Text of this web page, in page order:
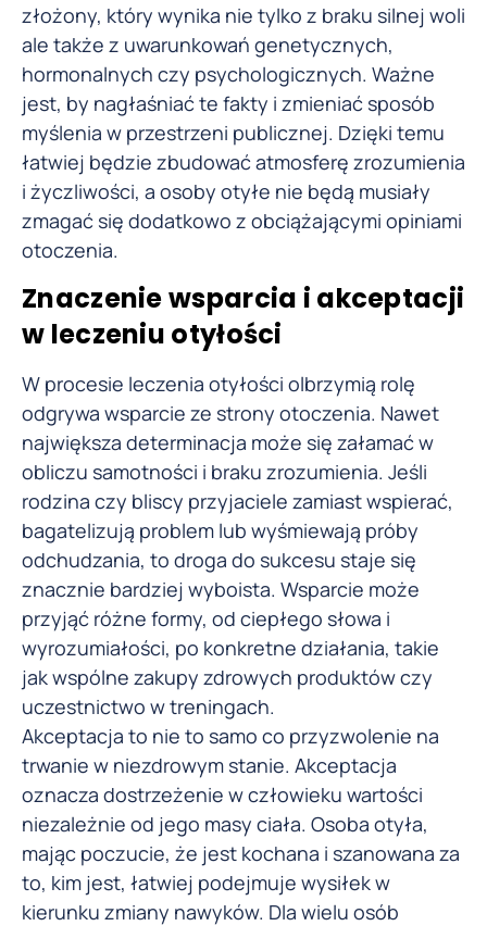
złożony, który wynika nie tylko z braku silnej woli
ale także z uwarunkowań genetycznych,
hormonalnych czy psychologicznych. Ważne
jest, by nagłaśniać te fakty i zmieniać sposób
myślenia w przestrzeni publicznej. Dzięki temu
łatwiej będzie zbudować atmosferę zrozumienia
i życzliwości, a osoby otyłe nie będą musiały
zmagać się dodatkowo z obciążającymi opiniami
otoczenia.
Znaczenie wsparcia i akceptacji
w leczeniu otyłości
W procesie leczenia otyłości olbrzymią rolę
odgrywa wsparcie ze strony otoczenia. Nawet
największa determinacja może się załamać w
obliczu samotności i braku zrozumienia. Jeśli
rodzina czy bliscy przyjaciele zamiast wspierać,
bagatelizują problem lub wyśmiewają próby
odchudzania, to droga do sukcesu staje się
znacznie bardziej wyboista. Wsparcie może
przyjąć różne formy, od ciepłego słowa i
wyrozumiałości, po konkretne działania, takie
jak wspólne zakupy zdrowych produktów czy
uczestnictwo w treningach.
Akceptacja to nie to samo co przyzwolenie na
trwanie w niezdrowym stanie. Akceptacja
oznacza dostrzeżenie w człowieku wartości
niezależnie od jego masy ciała. Osoba otyła,
mając poczucie, że jest kochana i szanowana za
to, kim jest, łatwiej podejmuje wysiłek w
kierunku zmiany nawyków. Dla wielu osób